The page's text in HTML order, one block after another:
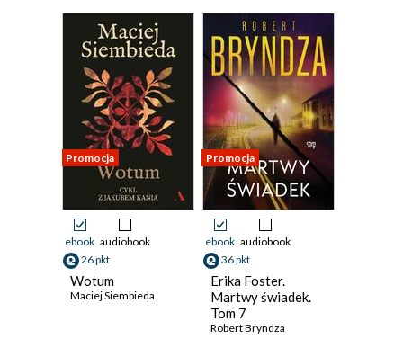
Promocja
ebook audiobook
26 pkt
Wotum
Maciej Siembieda
Promocja
ebook audiobook
36 pkt
Erika Foster.
Martwy świadek.
Tom 7
Robert Bryndza